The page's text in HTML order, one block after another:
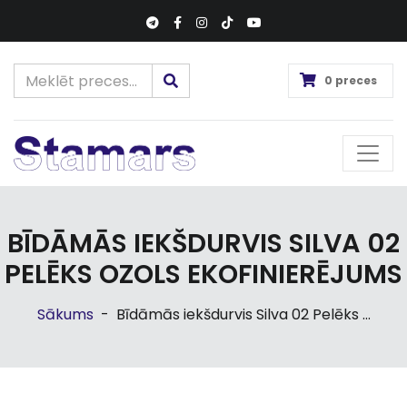
0 preces
BĪDĀMĀS IEKŠDURVIS SILVA 02
PELĒKS OZOLS EKOFINIERĒJUMS
Sākums - Bīdāmās iekšdurvis Silva 02 Pelēks ...